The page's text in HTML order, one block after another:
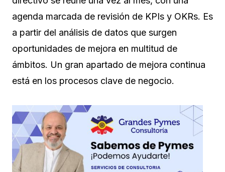
agenda marcada de revisión de KPIs y OKRs. Es
a partir del análisis de datos que surgen
oportunidades de mejora en multitud de
ámbitos. Un gran apartado de mejora continua
está en los procesos clave de negocio.